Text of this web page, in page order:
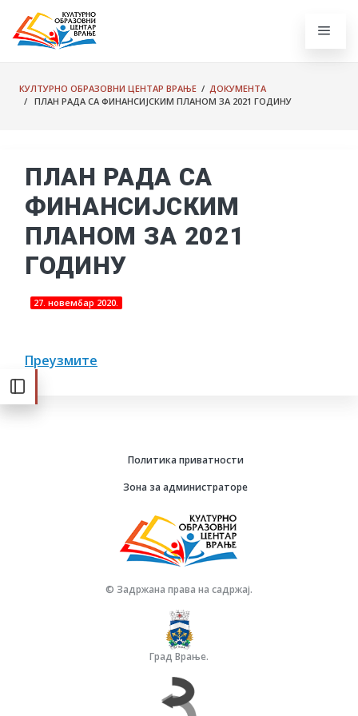
КУЛТУРНО ОБРАЗОВНИ ЦЕНТАР ВРАЊЕ / ДОКУМЕНТА
/ ПЛАН РАДА СА ФИНАНСИЈСКИМ ПЛАНОМ ЗА 2021 ГОДИНУ
ПЛАН РАДА СА
ФИНАНСИЈСКИМ
ПЛАНОМ ЗА 2021
ГОДИНУ
27. новембар 2020.
Преузмите
Политика приватности
Зона за администраторе
© Задржана права на садржај.
Град Врање.